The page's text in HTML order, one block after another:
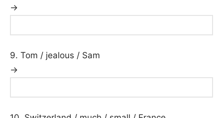
→
9. Tom / jealous / Sam
→